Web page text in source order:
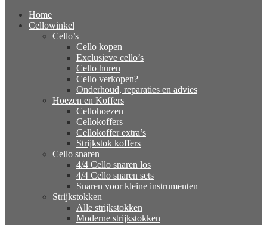
Home
Cellowinkel
Cello’s
Cello kopen
Exclusieve cello’s
Cello huren
Cello verkopen?
Onderhoud, reparaties en advies
Hoezen en Koffers
Cellohoezen
Cellokoffers
Cellokoffer extra’s
Strijkstok koffers
Cello snaren
4/4 Cello snaren los
4/4 Cello snaren sets
Snaren voor kleine instrumenten
Strijkstokken
Alle strijkstokken
Moderne strijkstokken